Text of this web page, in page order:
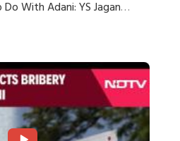
With Adani: YS Jagan